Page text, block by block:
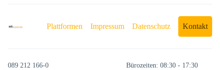
Plattformen Impressum Datenschutz Kontakt
089 212 166-0
Bürozeiten: 08:30 - 17:30